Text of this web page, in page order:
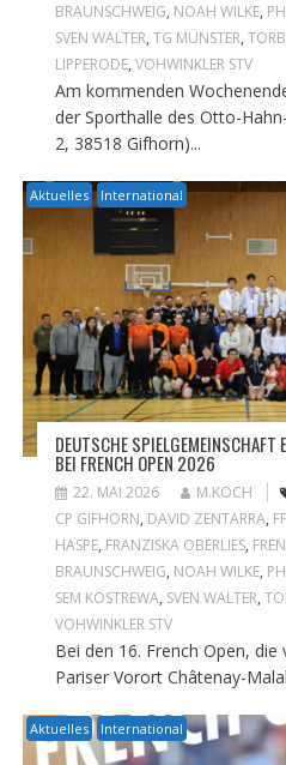
BRAUNSCHWEIG, NOAH WILKE,
SVEN WALTER, TG MÜNSTER,
LIPPERODE, VOHWINKLER STV
Am kommenden
der Sporthalle des Otto-
2, 38518 Gifhorn)...
Aktuelles International
DEUTSCHE SPIELGEMEINSCHAFT
BEI FRENCH OPEN 2026
22. MAI 2026 M.KOCH
CP GIFHORN, DAVID ZENTARRA,
HASPE, FRANZISKA OBERLIES,
BRAUNSCHWEIG, NOAH WILKE,
SEM KOSTREWA, SVEN WALTER,
VOHWINKLER STV
Bei den 16. French Open,
Pariser Vorort Châtenay-
Aktuelles International